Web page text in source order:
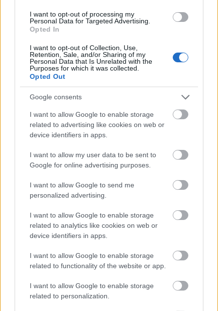
I want to opt-out of processing my
Personal Data for Targeted Advertising.
Opted In
I want to opt-out of Collection, Use,
Retention, Sale, and/or Sharing of my
Personal Data that Is Unrelated with the
Purposes for which it was collected.
Opted Out
Google consents
I want to allow Google to enable storage
related to advertising like cookies on web or
device identifiers in apps.
I want to allow my user data to be sent to
Google for online advertising purposes.
I want to allow Google to send me
personalized advertising.
I want to allow Google to enable storage
related to analytics like cookies on web or
device identifiers in apps.
I want to allow Google to enable storage
related to functionality of the website or app.
I want to allow Google to enable storage
related to personalization.
Az utóbbi hetekben nőtt a lakástüzek kialakulásának veszélye,
hiszen az emberek nagy része több időt tölt otthonában.
Kiemelt figyelmet kell fordítani a gyerekekre, hiszen ők
hollétüket, ezért egy füsttel telítődött helyiségben nehéz
megtalálni őket.
A gyerekek egyharmada nem reggelizik